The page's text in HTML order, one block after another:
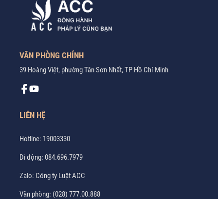
VĂN PHÒNG CHÍNH
39 Hoàng Việt, phường Tân Sơn Nhất, TP Hồ Chí Minh
LIÊN HỆ
Hotline: 19003330
Di động: 084.696.7979
Zalo: Công ty Luật ACC
Văn phòng: (028) 777.00.888